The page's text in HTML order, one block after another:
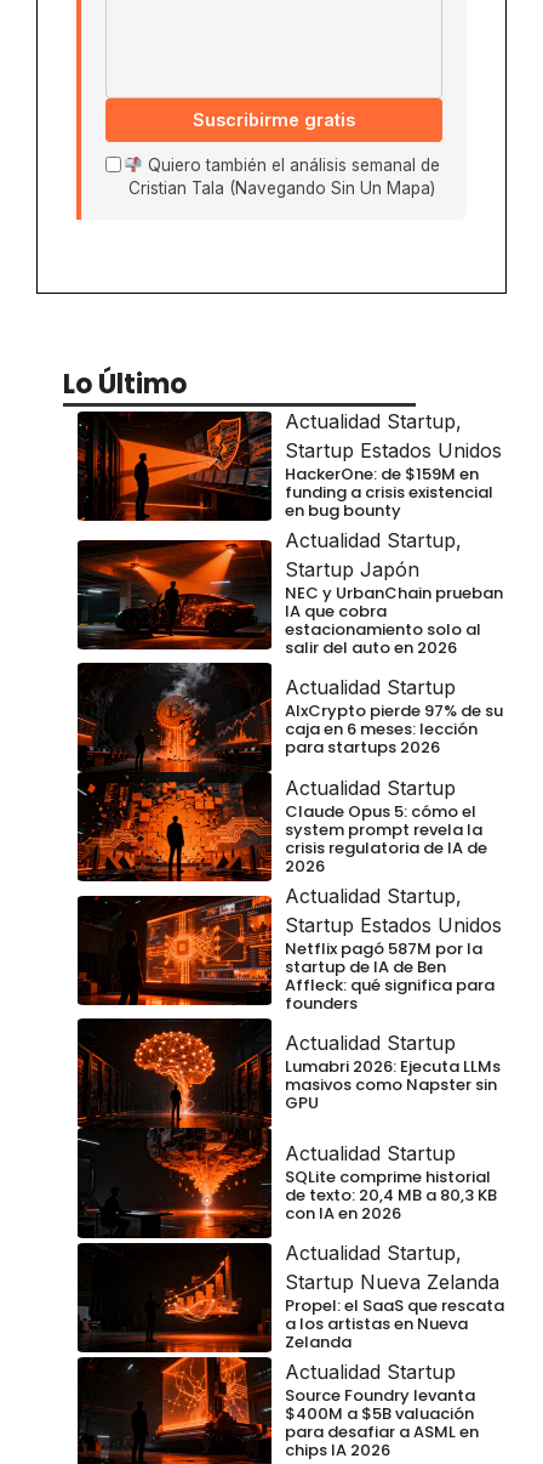
Suscribirme gratis
Quiero también el análisis semanal de
Cristian Tala (Navegando Sin Un Mapa)
Lo Último
Actualidad Startup,
Startup Estados Unidos
HackerOne: de $159M en
funding a crisis existencial
en bug bounty
Actualidad Startup,
Startup Japón
NEC y UrbanChain prueban
IA que cobra
estacionamiento solo al
salir del auto en 2026
Actualidad Startup
AIxCrypto pierde 97% de su
caja en 6 meses: lección
para startups 2026
Actualidad Startup
Claude Opus 5: cómo el
system prompt revela la
crisis regulatoria de IA de
2026
Actualidad Startup,
Startup Estados Unidos
Netflix pagó 587M por la
startup de IA de Ben
Affleck: qué significa para
founders
Actualidad Startup
Lumabri 2026: Ejecuta LLMs
masivos como Napster sin
GPU
Actualidad Startup
SQLite comprime historial
de texto: 20,4 MB a 80,3 KB
con IA en 2026
Actualidad Startup,
Startup Nueva Zelanda
Propel: el SaaS que rescata
a los artistas en Nueva
Zelanda
Actualidad Startup
Source Foundry levanta
$400M a $5B valuación
para desafiar a ASML en
chips IA 2026